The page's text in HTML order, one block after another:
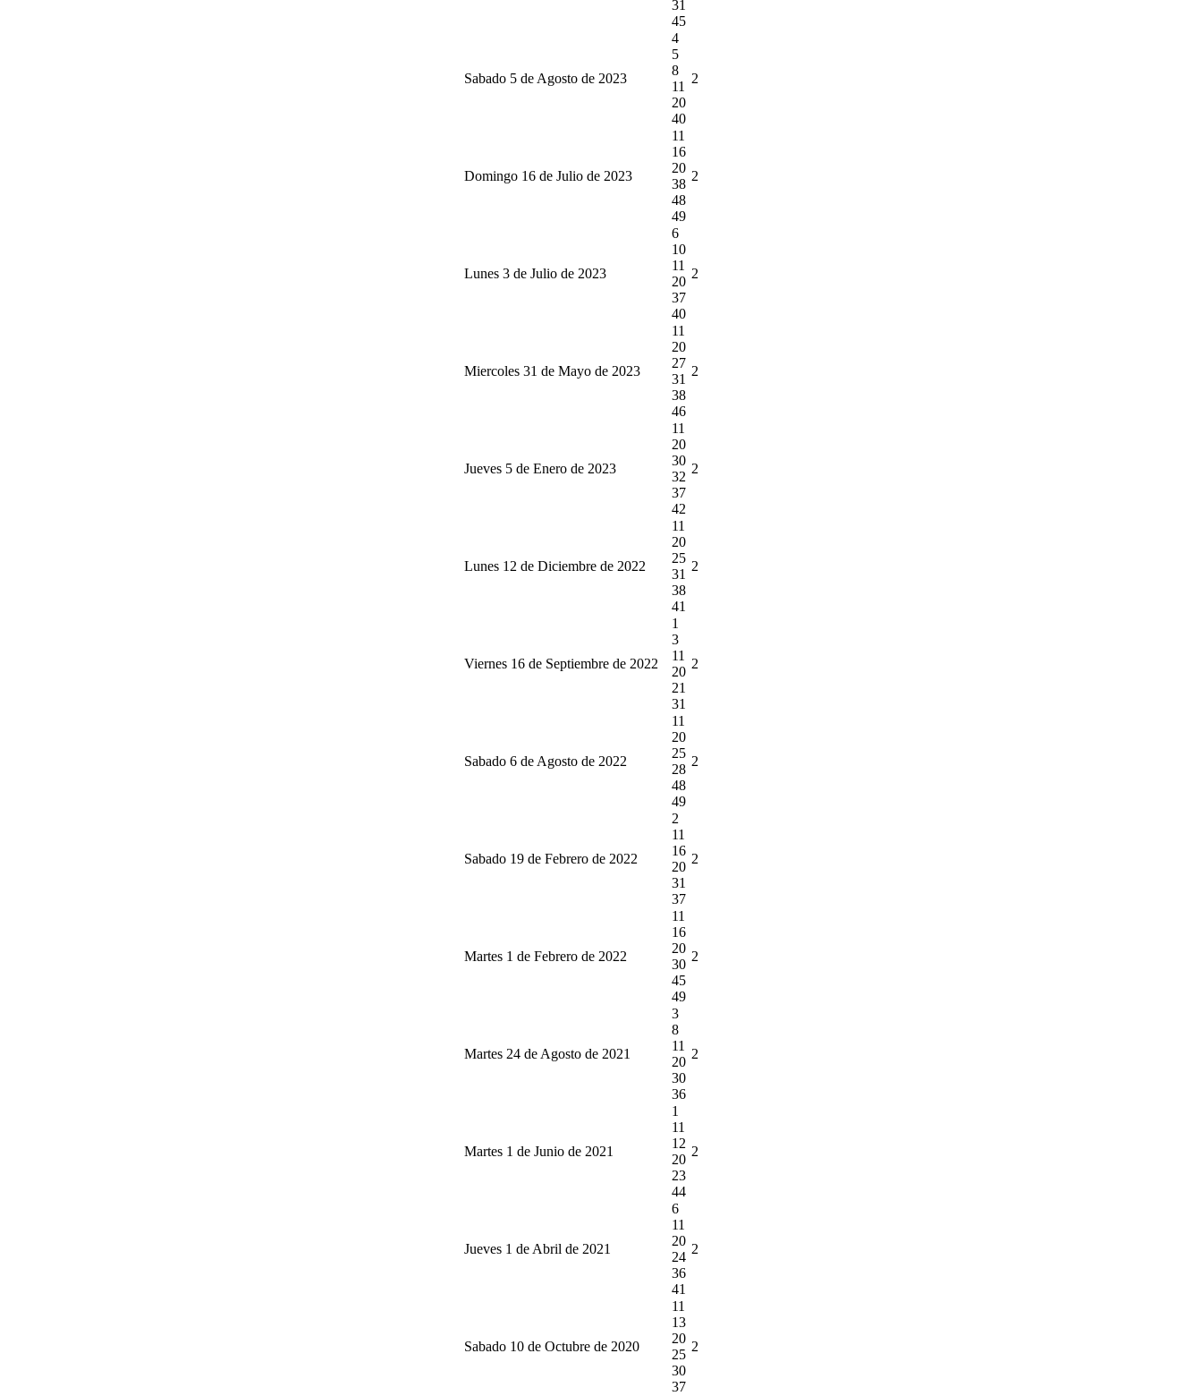
31
45
Sabado 5 de Agosto de 2023
4
5
8
11
20
40
2
Domingo 16 de Julio de 2023
11
16
20
38
48
49
2
Lunes 3 de Julio de 2023
6
10
11
20
37
40
2
Miercoles 31 de Mayo de 2023
11
20
27
31
38
46
2
Jueves 5 de Enero de 2023
11
20
30
32
37
42
2
Lunes 12 de Diciembre de 2022
11
20
25
31
38
41
2
Viernes 16 de Septiembre de 2022
1
3
11
20
21
31
2
Sabado 6 de Agosto de 2022
11
20
25
28
48
49
2
Sabado 19 de Febrero de 2022
2
11
16
20
31
37
2
Martes 1 de Febrero de 2022
11
16
20
30
45
49
2
Martes 24 de Agosto de 2021
3
8
11
20
30
36
2
Martes 1 de Junio de 2021
1
11
12
20
23
44
2
Jueves 1 de Abril de 2021
6
11
20
24
36
41
2
Sabado 10 de Octubre de 2020
11
13
20
25
30
37
2